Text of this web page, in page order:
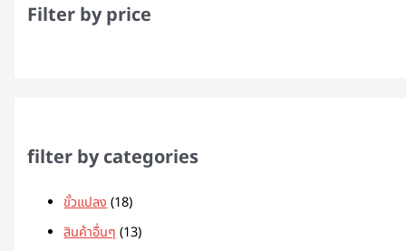
Filter by price
filter by categories
ขั้วแปลง 18
สินค้าอื่นๆ 13